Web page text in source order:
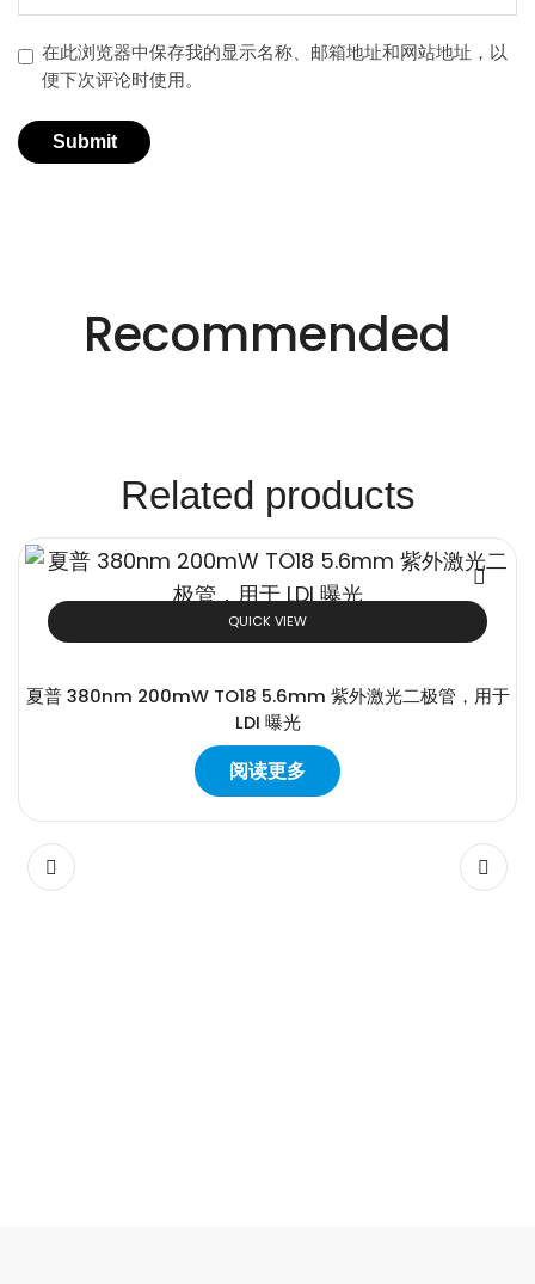
在此浏览器中保存我的显示名称、邮箱地址和网站地址，以
便下次评论时使用。
创新的激光解决方
案。
Recommended
Related products
QUICK VIEW
夏普 380nm 200mW TO18 5.6mm 紫外激光二极管，用于
LDI 曝光
阅读更多